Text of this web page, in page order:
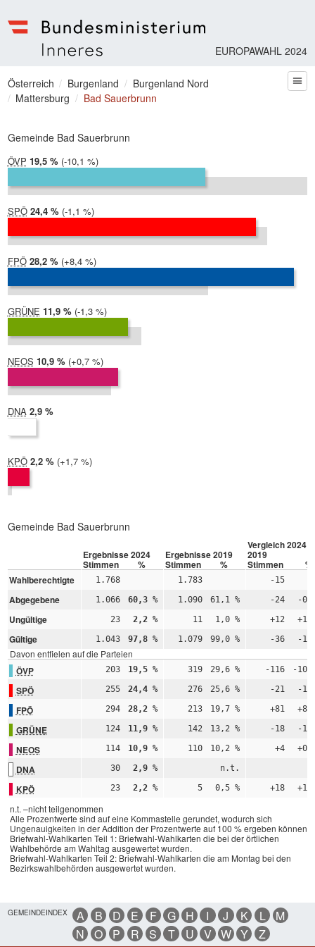
EUROPAWAHL 2024
Sie befinden sich hier
Österreich Burgenland
Burgenland Nord
Mattersburg
Bad Sauerbrunn
Gemeinde Bad Sauerbrunn
ÖVP 2024:
19,5 %
2019:
29,6 %
Differenz:
-10,1 %
SPÖ 2024:
24,4 %
2019:
25,6 %
Differenz:
-1,1 %
FPÖ 2024:
28,2 %
2019:
19,7 %
Differenz:
+8,4 %
GRÜNE 2024:
11,9 %
2019:
13,2 %
Differenz:
-1,3 %
NEOS 2024:
10,9 %
2019:
10,2 %
Differenz:
+0,7 %
DNA 2024:
2,9 %
KPÖ 2024:
2,2 % Differenz:
+1,7 %
Gemeinde Bad Sauerbrunn
Ergebnisse 2024 Ergebnisse 2019
Vergleich 2024 –
2019
Stimmen % Stimmen % Stimmen
%
Wahlberechtigte
1.768 1.783 -15
Abgegebene 1.066 60,3 % 1.090 61,1 % -24 -
Ungültige 23 2,2 % 11 1,0 % +12
Gültige 1.043 97,8 % 1.079 99,0 % -36 -
Davon entfielen auf die Parteien
ÖVP 203 19,5 % 319 29,6 % -116 -
SPÖ 255 24,4 % 276 25,6 % -21 -
FPÖ 294 28,2 % 213 19,7 % +81
GRÜNE 124 11,9 % 142 13,2 % -18 -
NEOS 114 10,9 % 110 10,2 % +4
DNA 30 2,9 % n.t.
KPÖ 23 2,2 % 5 0,5 % +18
n.t. –nicht teilgenommen
Alle Prozentwerte sind auf eine Kommastelle gerundet, wodurch sich
Ungenauigkeiten in der Addition der Prozentwerte auf 100 % ergeben können.
Briefwahl-Wahlkarten Teil 1: Briefwahl-Wahlkarten die bei der örtlichen
Wahlbehörde am Wahltag ausgewertet wurden.
Briefwahl-Wahlkarten Teil 2: Briefwahl-Wahlkarten die am Montag bei den
Bezirkswahlbehörden ausgewertet wurden.
GEMEINDEINDEX A B D E F G H I J K L
M
N
O P R S T U V W Y Z